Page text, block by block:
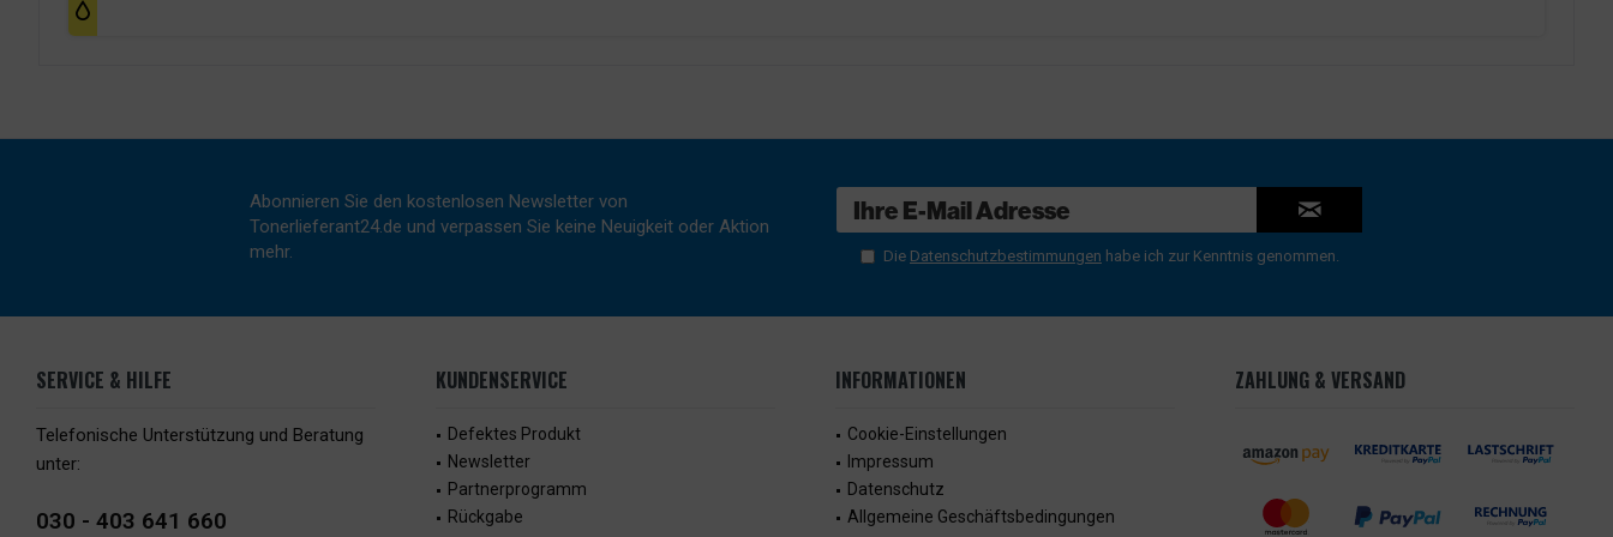
Abonnieren Sie den kostenlosen Newsletter von
Tonerlieferant24.de und verpassen Sie keine Neuigkeit oder Aktion
mehr.
Die Datenschutzbestimmungen habe ich zur Kenntnis genommen.
SERVICE & HILFE
Telefonische Unterstützung und Beratung
unter:
030 - 403 641 660
KUNDENSERVICE
Defektes Produkt
Newsletter
Partnerprogramm
Rückgabe
INFORMATIONEN
Cookie-Einstellungen
Impressum
Datenschutz
Allgemeine Geschäftsbedingungen
ZAHLUNG & VERSAND